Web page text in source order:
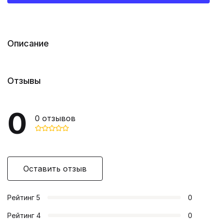
Описание
Отзывы
0 0 отзывов
Оставить отзыв
Рейтинг 5 0
Рейтинг 4 0